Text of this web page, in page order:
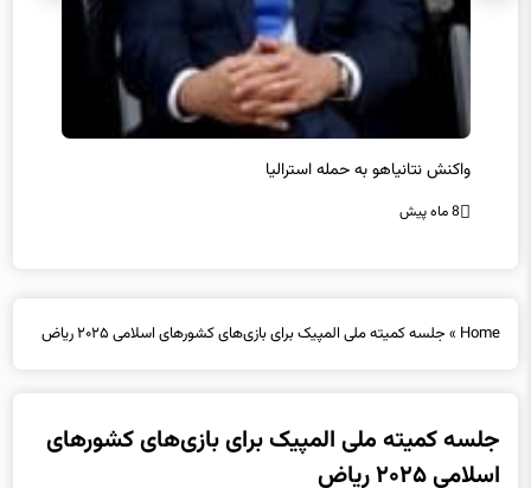
واکنش نتانیاهو به حمله استرالیا
8 ماه پیش
اسلامی ۲۰۲۵ ریاض